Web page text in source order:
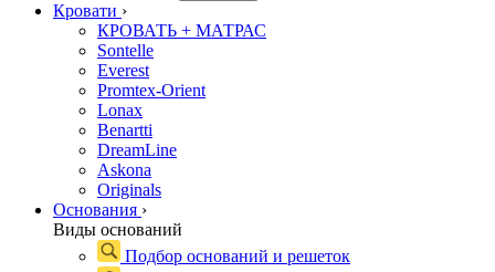
Кровати ›
КРОВАТЬ + МАТРАС
Sontelle
Everest
Promtex-Orient
Lonax
Benartti
DreamLine
Askona
Originals
Основания ›
Виды оснований
Подбор оснований и решеток